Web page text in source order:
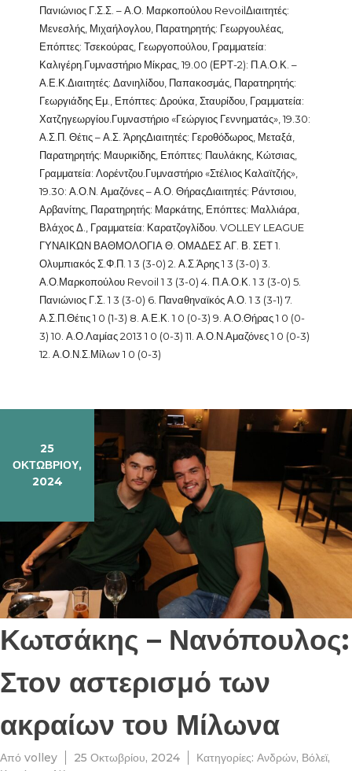
Πανιώνιος Γ.Σ.Σ. – Α.Ο. Μαρκοπούλου RevoilΔιαιτητές:
Μενεσλής, Μιχαήλογλου, Παρατηρητής: Γεωργουλέας,
Επόπτες: Τσεκούρας, Γεωργοπούλου, Γραμματεία:
Καλιγέρη.Γυμναστήριο Μίκρας, 19.00 (ΕΡΤ-2): Π.Α.Ο.Κ. –
Α.Ε.Κ.Διαιτητές: Δανιηλίδου, Παπακοσμάς, Παρατηρητής:
Γεωργιάδης Εμ., Επόπτες: Δρούκα, Σταυρίδου, Γραμματεία:
Χατζηγεωργίου.Γυμναστήριο «Γεώργιος Γεννηματάς», 19.30:
Α.Σ.Π. Θέτις – Α.Σ. ΆρηςΔιαιτητές: Γεροθόδωρος, Μεταξά,
Παρατηρητής: Μαυρικίδης, Επόπτες: Παυλάκης, Κώτσιας,
Γραμματεία: Λορέντζου.Γυμναστήριο «Στέλιος Καλαϊτζής»,
19.30: Α.Ο.Ν. Αμαζόνες – Α.Ο. ΘήραςΔιαιτητές: Ράντσιου,
Αρβανίτης, Παρατηρητής: Μαρκάτης, Επόπτες: Μαλλιάρα,
Βλάχος Δ., Γραμματεία: Καρατζογλίδου. VOLLEY LEAGUE
ΓΥΝΑΙΚΩΝ ΒΑΘΜΟΛΟΓΙΑ Θ. ΟΜΑΔΕΣ ΑΓ. Β. ΣΕΤ 1.
Ολυμπιακός Σ.Φ.Π. 1 3 (3-0) 2. Α.Σ.Άρης 1 3 (3-0) 3.
Α.Ο.Μαρκοπούλου Revoil 1 3 (3-0) 4. Π.Α.Ο.Κ. 1 3 (3-0) 5.
Πανιώνιος Γ.Σ. 1 3 (3-0) 6. Παναθηναϊκός Α.Ο. 1 3 (3-1) 7.
Α.Σ.Π.Θέτις 1 0 (1-3) 8. Α.Ε.Κ. 1 0 (0-3) 9. Α.Ο.Θήρας 1 0 (0-
3) 10. Α.Ο.Λαμίας 2013 1 0 (0-3) 11. Α.Ο.Ν.Αμαζόνες 1 0 (0-3)
12. Α.Ο.Ν.Σ.Μίλων 1 0 (0-3)
25
ΟΚΤΩΒΡΊΟΥ,
2024
Κωτσάκης – Νανόπουλος:
Στον αστερισμό των
ακραίων του Μίλωνα
Από volley 25 Οκτωβρίου, 2024 Κατηγορίες: Ανδρών, Βόλεϊ,